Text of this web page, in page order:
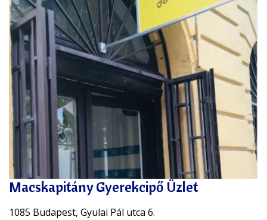
Macskapitány Gyerekcipő Üzlet
1085 Budapest, Gyulai Pál utca 6.